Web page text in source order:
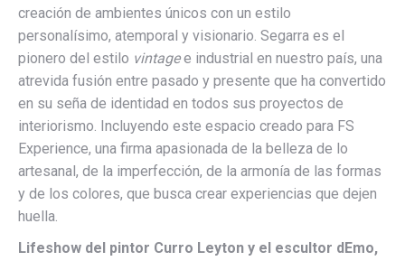
creación de ambientes únicos con un estilo
personalísimo, atemporal y visionario. Segarra es el
pionero del estilo vintagee industrial en nuestro país, una
atrevida fusión entre pasado y presente que ha convertido
en su seña de identidad en todos sus proyectos de
interiorismo. Incluyendo este espacio creado para FS
Experience, una firma apasionada de la belleza de lo
artesanal, de la imperfección, de la armonía de las formas
y de los colores, que busca crear experiencias que dejen
huella.
Lifeshow del pintor Curro Leyton y el escultor dEmo,